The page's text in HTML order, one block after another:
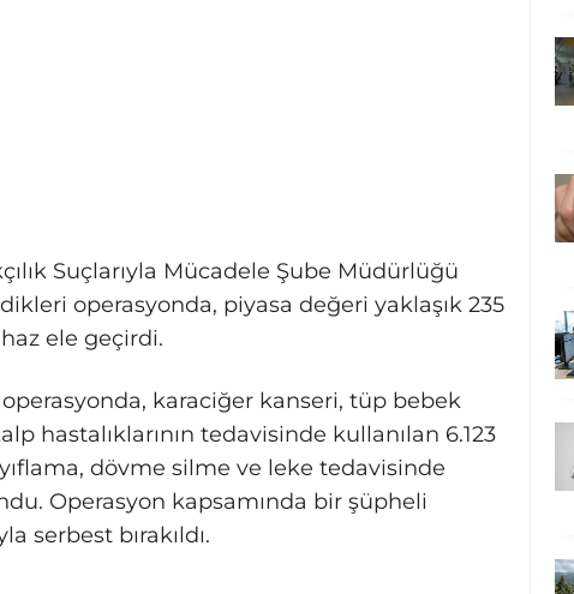
Suçlarıyla Mücadele Şube Müdürlüğü
operasyonda, piyasa değeri yaklaşık 235
ele geçirdi.
karaciğer kanseri, tüp bebek
hastalıklarının tedavisinde kullanılan 6.123
dövme silme ve leke tedavisinde
Operasyon kapsamında bir şüpheli
serbest bırakıldı.